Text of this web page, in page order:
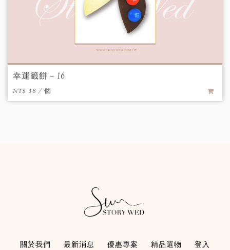
幸運籤餅－16
NT$ 38 / 個
關於我們 最新消息 優惠專案 精品選物
登入